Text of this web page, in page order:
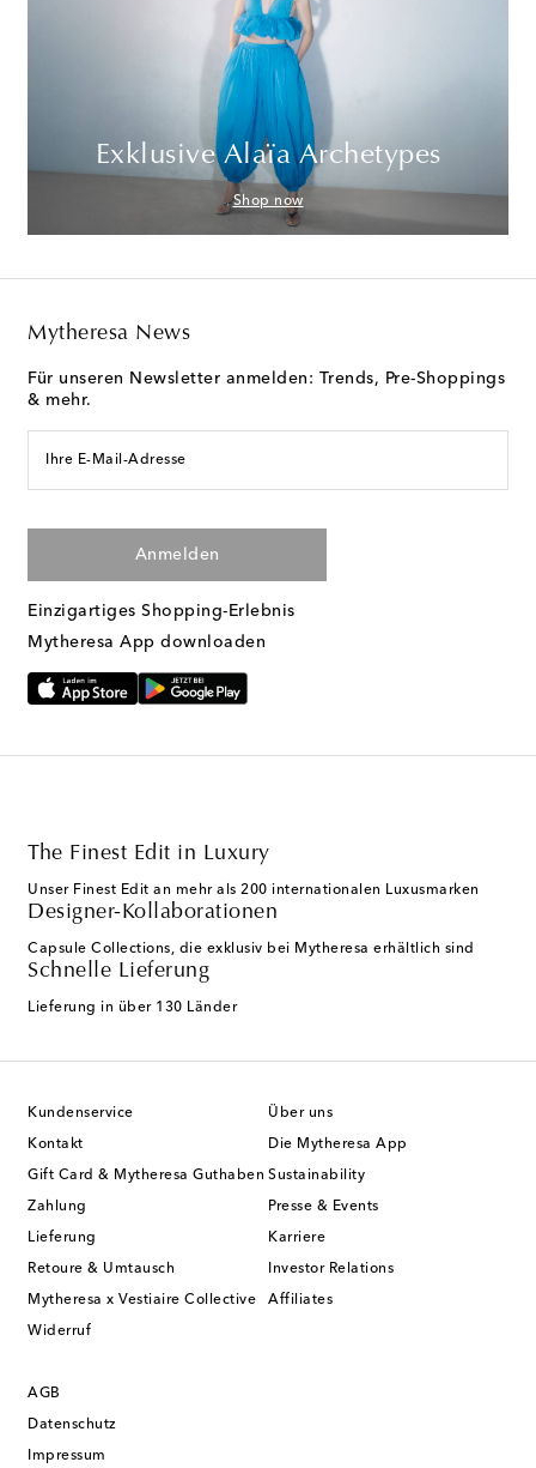
Exklusive Alaïa Archetypes
Shop now
Mytheresa News
Für unseren Newsletter anmelden: Trends, Pre-Shoppings
& mehr.
Ihre E-Mail-Adresse
Anmelden
Einzigartiges Shopping-Erlebnis
Mytheresa App downloaden
The Finest Edit in Luxury
Unser Finest Edit an mehr als 200 internationalen Luxusmarken
Designer-Kollaborationen
Capsule Collections, die exklusiv bei Mytheresa erhältlich sind
Schnelle Lieferung
Lieferung in über 130 Länder
Kundenservice
Kontakt
Gift Card & Mytheresa Guthaben
Zahlung
Lieferung
Retoure & Umtausch
Mytheresa x Vestiaire Collective
Widerruf
Über uns
Die Mytheresa App
Sustainability
Presse & Events
Karriere
Investor Relations
Affiliates
AGB
Datenschutz
Impressum